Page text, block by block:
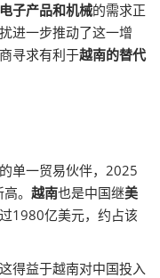
子产品和机械的需求正
进一步推动了这一增
寻求有利于越南的替代
单一贸易伙伴，2025
。 越南也是中国继美
1980亿美元，约占该
得益于越南对中国投入